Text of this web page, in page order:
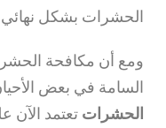
الحشرات بشكل
ومع أن مكافحة
السامة في بعض
الحشرات تعتمد الآن